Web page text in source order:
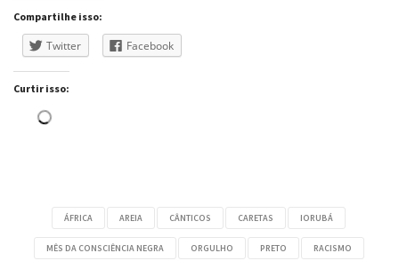
Compartilhe isso:
Twitter Facebook
Curtir isso:
Carregando...
ÁFRICA AREIA CÂNTICOS CARETAS IORUBÁ
MÊS DA CONSCIÊNCIA NEGRA ORGULHO PRETO RACISMO